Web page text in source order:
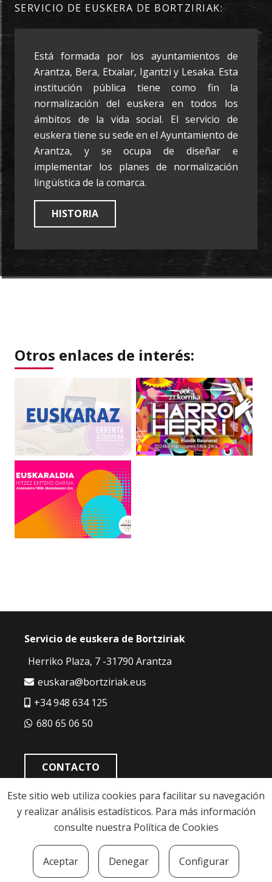
SERVICIO DE EUSKERA DE BORTZIRIAK:
Está formada por los ayuntamientos de
Arantza, Bera, Etxalar, Igantzi y Lesaka. Esta
institución pública tiene como fin la
normalización del euskera en todos los
ámbitos de la vida social. El servicio de
euskera tiene su sede en el Ayuntamiento de
Arantza, y se ocupa de diseñar e
implementar los planes de normalización
lingüística de la comarca.
HISTORIA
Otros enlaces de interés:
Servicio de euskera de Bortziriak
Herriko Plaza, 7 -31790 Arantza
euskara@bortziriak.eus
+34 948 634 125
680 65 06 50
CONTACTO
Politíca de cookies | Política de privacidad
Aviso
legal
Este sitio web utiliza cookies para facilitar su navegación
y realizar análisis estadísticos. Para más información
consulte nuestra Política de Cookies
Aceptar Denegar Configurar